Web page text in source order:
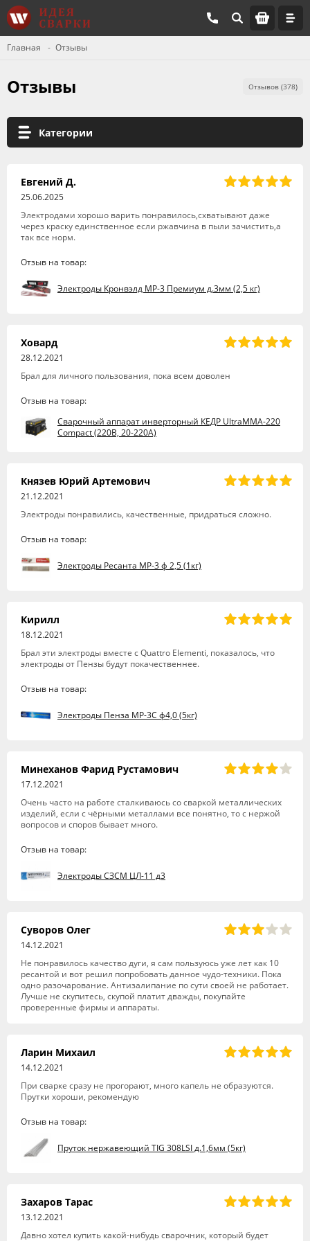
Главная Отзывы
Отзывы Отзывов (378)
Категории
Евгений Д.
25.06.2025
Электродами хорошо варить понравилось,схватывают даже
через краску единственное если ржавчина в пыли зачистить,а
так все норм.
Отзыв на товар:
Электроды Кронвэлд МР-3 Премиум д.3мм (2,5 кг)
Ховард
28.12.2021
Брал для личного пользования, пока всем доволен
Отзыв на товар:
Сварочный аппарат инверторный КЕДР UltraMMA-220
Compact (220В, 20-220А)
Князев Юрий Артемович
21.12.2021
Электроды понравились, качественные, придраться сложно.
Отзыв на товар:
Электроды Ресанта МР-3 ф 2,5 (1кг)
Кирилл
18.12.2021
Брал эти электроды вместе с Quattro Elementi, показалось, что
электроды от Пензы будут покачественнее.
Отзыв на товар:
Электроды Пенза МР-3С ф4,0 (5кг)
Минеханов Фарид Рустамович
17.12.2021
Очень часто на работе сталкиваюсь со сваркой металлических
изделий, если с чёрными металлами все понятно, то с нержой
вопросов и споров бывает много.
Отзыв на товар:
Электроды СЗСМ ЦЛ-11 д3
Суворов Олег
14.12.2021
Не понравилось качество дуги, я сам пользуюсь уже лет как 10
ресантой и вот решил попробовать данное чудо-техники. Пока
одно разочарование. Антизалипание по сути своей не работает.
Лучше не скупитесь, скупой платит дважды, покупайте
проверенные фирмы и аппараты.
Ларин Михаил
14.12.2021
При сварке сразу не прогорают, много капель не образуются.
Прутки хороши, рекомендую
Отзыв на товар:
Пруток нержавеющий TIG 308LSI д.1,6мм (5кг)
Захаров Тарас
13.12.2021
Давно хотел купить какой-нибудь сварочник, который будет